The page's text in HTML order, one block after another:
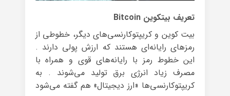
تعریف بیتکوین Bitcoin
بیت کوین و کریپتوکارنسی‌های دیگر، خطوطی از
رمزهای رایانه‌ای هستند که ارزش پولی دارند .
این خطوط رمز با رایانه‌های قوی و همراه با
مصرف زیاد انرژی برق تولید می‌شوند . به
کریپتوکارنسی‌ها «ارز دیجیتال» هم گفته می‌شود